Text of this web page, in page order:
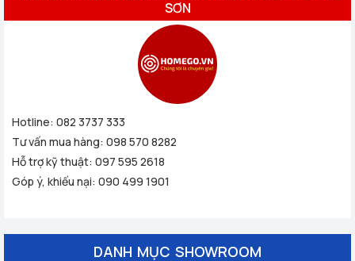
SƠN
Hotline: 082 3737 333
Tư vấn mua hàng: 098 570 8282
Hỗ trợ kỹ thuật: 097 595 2618
Góp ý, khiếu nại: 090 499 1901
DANH MỤC SHOWROOM